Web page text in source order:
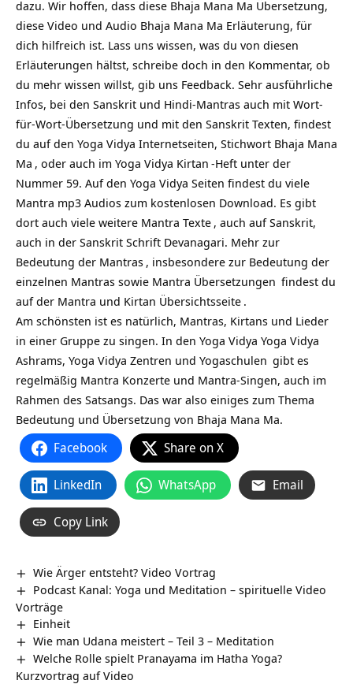
dazu. Wir hoffen, dass diese Bhaja Mana Ma Übersetzung,
diese Video und Audio Bhaja Mana Ma Erläuterung, für
dich hilfreich ist. Lass uns wissen, was du von diesen
Erläuterungen hältst, schreibe doch in den Kommentar, ob
du mehr wissen willst, gib uns Feedback. Sehr ausführliche
Infos, bei den Sanskrit und Hindi-Mantras auch mit Wort-
für-Wort-Übersetzung und mit den Sanskrit Texten, findest
du auf den Yoga Vidya Internetseiten, Stichwort Bhaja Mana
Ma , oder auch im Yoga Vidya Kirtan -Heft unter der
Nummer 59. Auf den Yoga Vidya Seiten findest du viele
Mantra mp3 Audios zum kostenlosen Download. Es gibt
dort auch viele weitere Mantra Texte , auch auf Sanskrit,
auch in der Sanskrit Schrift Devanagari. Mehr zur
Bedeutung der Mantras , insbesondere zur Bedeutung der
einzelnen Mantras sowie Mantra Übersetzungen findest du
aufder Mantra und Kirtan Übersichtsseite .
Am schönsten ist es natürlich, Mantras, Kirtans und Lieder
in einer Gruppe zu singen. In den Yoga Vidya Yoga Vidya
Ashrams, Yoga Vidya Zentren und Yogaschulen gibt es
regelmäßig Mantra Konzerte und Mantra-Singen, auch im
Rahmen des Satsangs. Das war also einiges zum Thema
Bedeutung und Übersetzung von Bhaja Mana Ma.
Facebook Share on X
LinkedIn WhatsApp Email
Copy Link
Wie Ärger entsteht? Video Vortrag
Podcast Kanal: Yoga und Meditation – spirituelle Video
Vorträge
Einheit
Wie man Udana meistert – Teil 3 – Meditation
Welche Rolle spielt Pranayama im Hatha Yoga?
Kurzvortrag auf Video